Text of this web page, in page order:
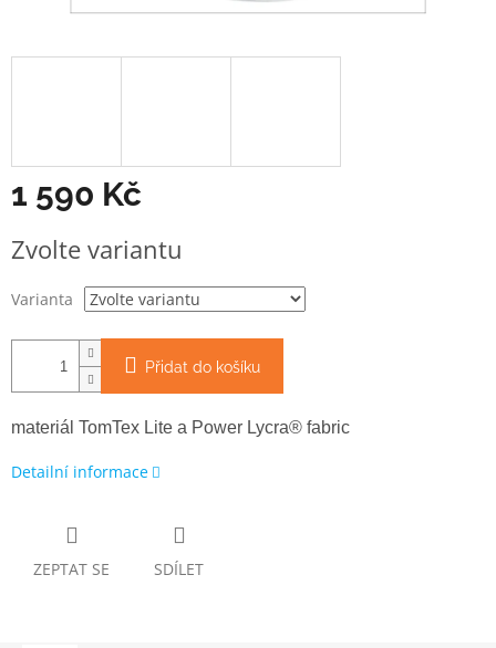
1 590 Kč
cena:
Zvolte variantu
Varianta
Přidat do košíku
materiál TomTex Lite a Power Lycra® fabric
Detailní informace
ZEPTAT SE SDÍLET